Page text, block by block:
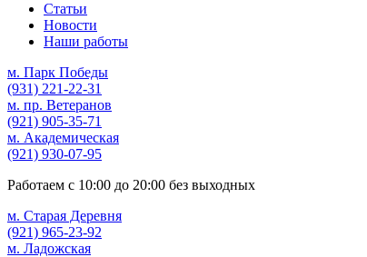
Статьи
Новости
Наши работы
м. Парк Победы
(931) 221-22-31
м. пр. Ветеранов
(921) 905-35-71
м. Академическая
(921) 930-07-95
Работаем с 10:00 до 20:00 без выходных
м. Старая Деревня
(921) 965-23-92
м. Ладожская